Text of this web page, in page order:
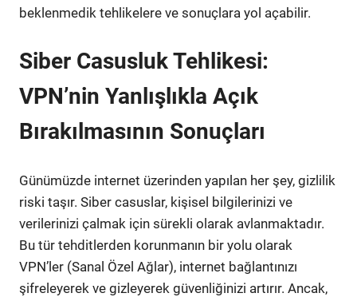
beklenmedik tehlikelere ve sonuçlara yol açabilir.
Siber Casusluk Tehlikesi:
VPN’nin Yanlışlıkla Açık
Bırakılmasının Sonuçları
Günümüzde internet üzerinden yapılan her şey, gizlilik
riski taşır. Siber casuslar, kişisel bilgilerinizi ve
verilerinizi çalmak için sürekli olarak avlanmaktadır.
Bu tür tehditlerden korunmanın bir yolu olarak
VPN’ler (Sanal Özel Ağlar), internet bağlantınızı
şifreleyerek ve gizleyerek güvenliğinizi artırır. Ancak,